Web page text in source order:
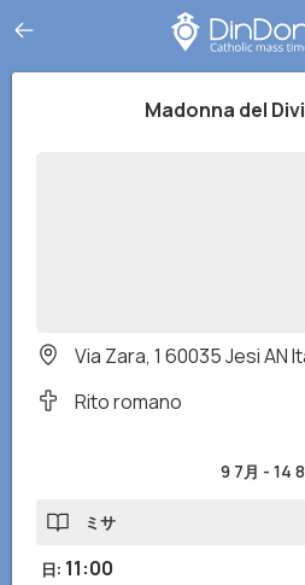
Madonna del
Via Zara, 1 60035 Jesi AN
Rito romano
9 7月 - 14
ミサ
日: 11:00